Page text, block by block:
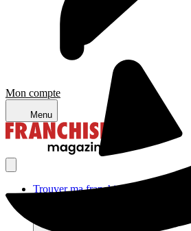
Mon compte
Menu
Trouver ma franchise